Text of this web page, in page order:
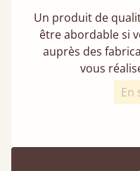
Un produit de
être abordable si
auprès des
vous
En